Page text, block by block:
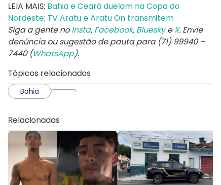
LEIA MAIS: Bahia e Ceará duelam na Copa do
Nordeste; TV Aratu e Aratu On transmitem
Siga a gente noInsta, Facebook, BlueskyeX. Envie
denúncia ou sugestão de pauta para (71) 99940 –
7440 (WhatsApp).
Tópicos relacionados
Bahia
Relacionadas